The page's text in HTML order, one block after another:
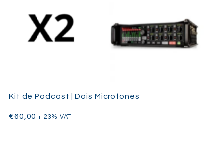
Kit de Podcast | Dois Microfones
€60,00 + 23% VAT